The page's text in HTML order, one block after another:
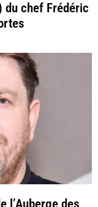
du chef Frédéric